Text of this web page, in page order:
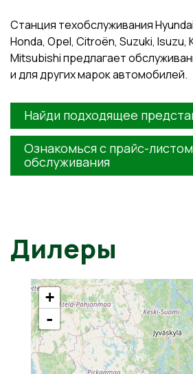
Станция техобслуживания
Honda, Opel, Citroën, Suzuki, Isuzu,
Mitsubishi предлагает
и для других марок автомобилей.
Найди подходящее
Ознакомься с прайс-листом
обслуживания
Дилеры
+
-